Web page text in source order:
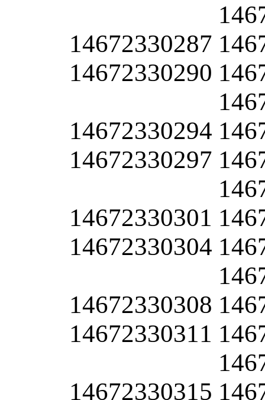
14672330287
14672330290
14672330294
14672330297
14672330301
14672330304
14672330308
14672330311
14672330315